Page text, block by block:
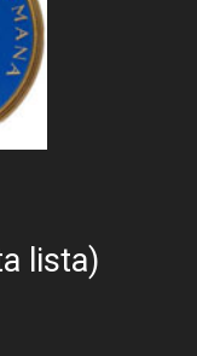
lista)